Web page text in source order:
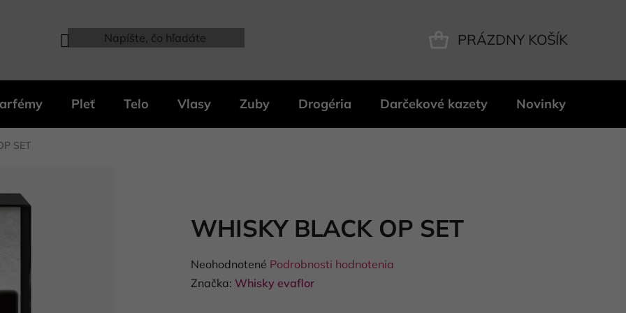
PRÁZDNY KOŠÍK
Pleť Telo Vlasy Zuby Drogéria Darčekové kazety Novinky
SET
WHISKY BLACK OP SET
Priemerné
hodnotenie
Neohodnotené Podrobnosti hodnotenia
Značka: Whisky evaflor